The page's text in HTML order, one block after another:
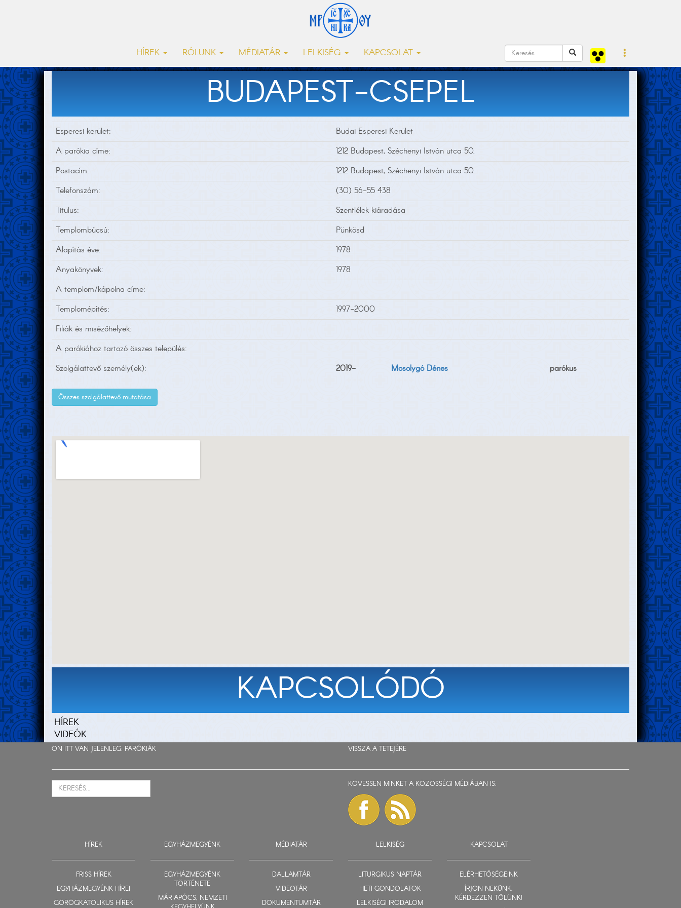
HÍREK RÓLUNK MÉDIATÁR LELKISÉG KAPCSOLAT
BUDAPEST-CSEPEL
Esperesi kerület:
Budai Esperesi Kerület
A parókia címe:
1212 Budapest, Széchenyi István utca 50.
Postacím:
1212 Budapest, Széchenyi István utca 50.
Telefonszám:
(30) 56-55 438
Titulus:
Szentlélek kiáradása
Templombúcsú:
Pünkösd
Alapítás éve:
1978
Anyakönyvek:
1978
A templom/kápolna címe:
Templomépítés:
1997-2000
Filiák és misézőhelyek:
A parókiához tartozó összes település:
Szolgálattevő személy(ek):
2019- Mosolygó Dénes parókus
Összes szolgálattevő mutatása
KAPCSOLÓDÓ
HÍREK
VIDEÓK
ÖN ITT VAN JELENLEG: PARÓKIÁK VISSZA A TETEJÉRE
KÖVESSEN MINKET A KÖZÖSSÉGI MÉDIÁBAN IS:
HÍREK
FRISS HÍREK
EGYHÁZMEGYÉNK HÍREI
GÖRÖGKATOLIKUS HÍREK
EGYHÁZMEGYÉNK
EGYHÁZMEGYÉNK
TÖRTÉNETE
MÁRIAPÓCS, NEMZETI
MÉDIATÁR
DALLAMTÁR
VIDEOTÁR
DOKUMENTUMTÁR
LELKISÉG
LITURGIKUS NAPTÁR
HETI GONDOLATOK
LELKISÉGI IRODALOM
KAPCSOLAT
ELÉRHETŐSÉGEINK
ÍRJON NEKÜNK,
KÉRDEZZEN TŐLÜNK!